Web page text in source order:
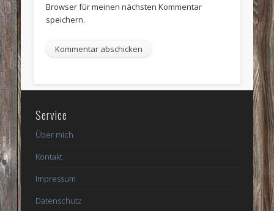
Browser für meinen nächsten Kommentar
speichern.
Service
Über mich
Kontakt
Impressum
Datenschutz